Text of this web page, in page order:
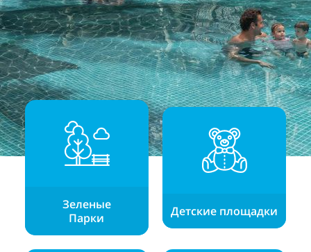
Зеленые
Парки
Детские площадки